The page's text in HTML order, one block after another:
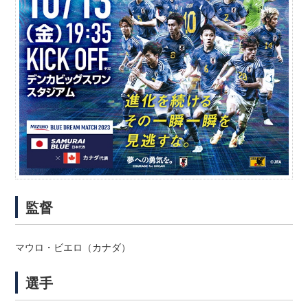
監督
マウロ・ビエロ（カナダ）
選手